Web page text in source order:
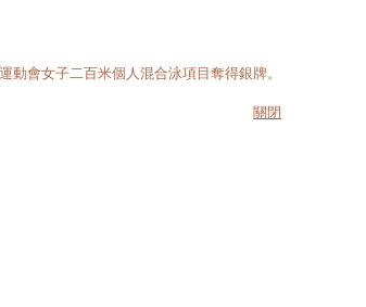
會女子二百米個人混合泳項目奪得銀牌。
關閉